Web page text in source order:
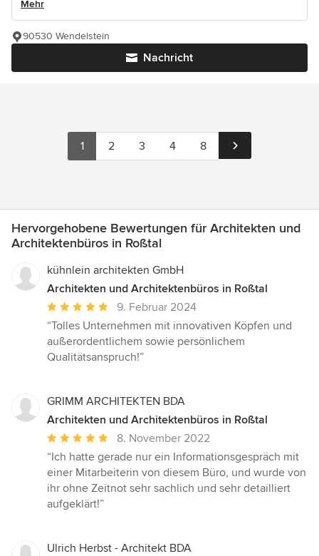
Mehr
Nachricht
90530 Wendelstein
1 2 3 4 8
Hervorgehobene Bewertungen für Architekten und
Architektenbüros in Roßtal
kühnlein architekten GmbH
Architekten und Architektenbüros in Roßtal
Durchschnittliche
Bewertung:
5
von
9. Februar 2024
“Tolles Unternehmen mit innovativen Köpfen und
außerordentlichem sowie persönlichem
Qualitätsanspruch!”
GRIMM ARCHITEKTEN BDA
Architekten und Architektenbüros in Roßtal
Durchschnittliche
Bewertung:
5
von
5
8. November 2022
“Ich hatte gerade nur ein Informationsgespräch mit
einer Mitarbeiterin von diesem Büro, und wurde von
ihr ohne Zeitnot sehr sachlich und sehr detailliert
aufgeklärt!”
Ulrich Herbst - Architekt BDA